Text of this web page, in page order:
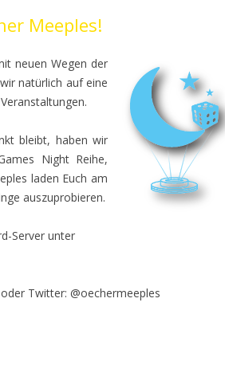
Meeples!
neuen Wegen der
natürlich auf eine
bleibt, haben wir
Night Reihe,
laden Euch am
auszuprobieren.
Server unter
Twitter: @oechermeeples